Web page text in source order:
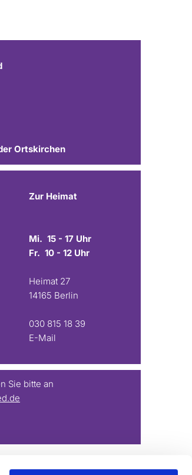
Ortskirchen
Zur Heimat
Mi. 15 - 17 Uhr
Fr. 10 - 12 Uhr
Heimat 27
14165 Berlin
030 815 18 39
E-Mail
Sie bitte an